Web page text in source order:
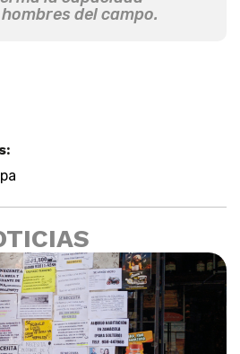
del campo.